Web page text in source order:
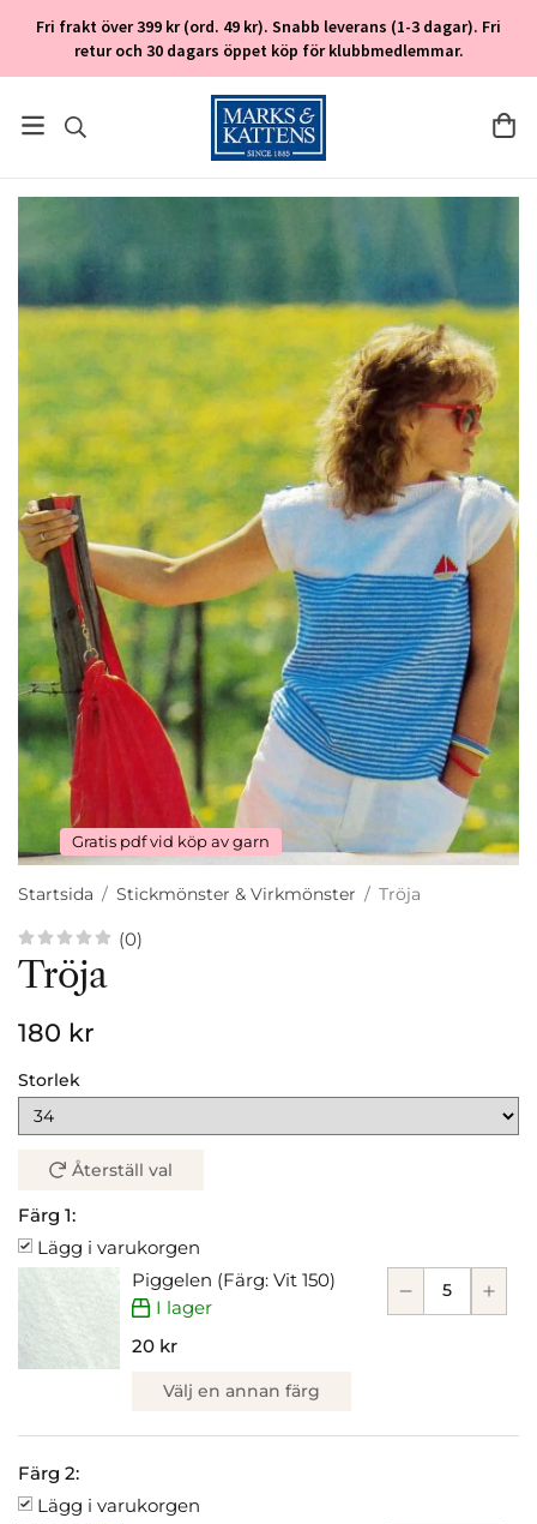
Fri frakt över 399 kr (ord. 49 kr). Snabb leverans (1-3 dagar). Fri
retur och 30 dagars öppet köp för klubbmedlemmar.
Gratis pdf vid köp av garn
Startsida / Stickmönster & Virkmönster / Tröja
(0)
Tröja
180 kr
Storlek
Återställ val
Färg 1:
Lägg i varukorgen
Piggelen (Färg: Vit 150)
I lager
20 kr
Välj en annan färg
Färg 2:
Lägg i varukorgen